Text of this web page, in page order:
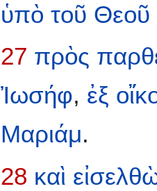
ὑπὸ τοῦ Θεοῦ
27 πρὸς
Ἰωσήφ, ἐξ
Μαριάμ.
28 καὶ